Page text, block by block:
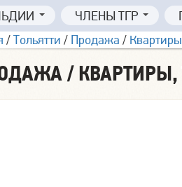
ЧЛЕНЫ ТГР
/Тольятти / Продажа / Квартиры
/ КВАРТИРЫ,